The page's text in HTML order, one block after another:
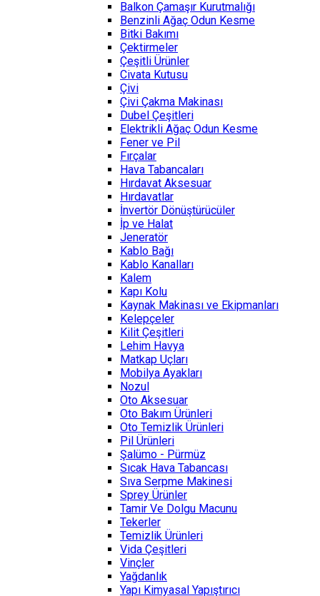
Balkon Çamaşır Kurutmalığı
Benzinli Ağaç Odun Kesme
Bitki Bakımı
Çektirmeler
Çeşitli Ürünler
Civata Kutusu
Çivi
Çivi Çakma Makinası
Dubel Çeşitleri
Elektrikli Ağaç Odun Kesme
Fener ve Pil
Fırçalar
Hava Tabancaları
Hırdavat Aksesuar
Hırdavatlar
İnvertör Dönüştürücüler
İp ve Halat
Jeneratör
Kablo Bağı
Kablo Kanalları
Kalem
Kapı Kolu
Kaynak Makinası ve Ekipmanları
Kelepçeler
Kilit Çeşitleri
Lehim Havya
Matkap Uçları
Mobilya Ayakları
Nozul
Oto Aksesuar
Oto Bakım Ürünleri
Oto Temizlik Ürünleri
Pil Ürünleri
Şalümo - Pürmüz
Sıcak Hava Tabancası
Sıva Serpme Makinesi
Sprey Ürünler
Tamir Ve Dolgu Macunu
Tekerler
Temizlik Ürünleri
Vida Çeşitleri
Vinçler
Yağdanlık
Yapı Kimyasal Yapıştırıcı